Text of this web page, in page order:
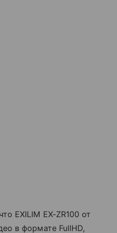
EXILIM EX-ZR100 от
в формате FullHD,